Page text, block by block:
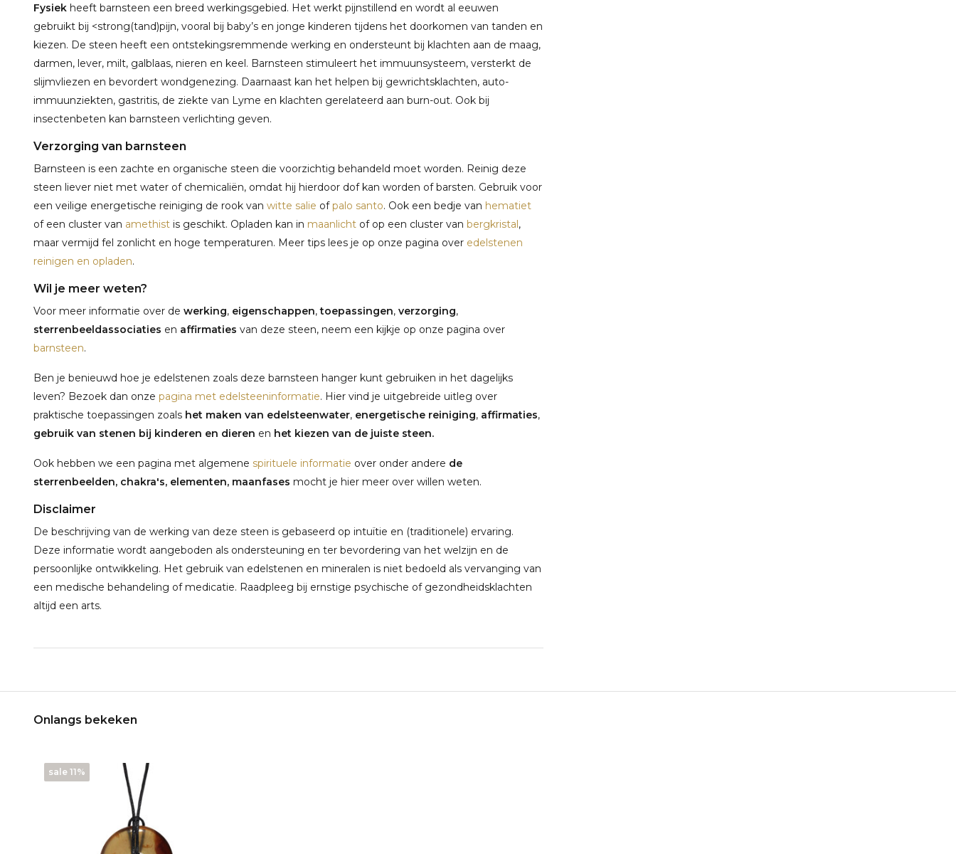
Fysiek heeft barnsteen een breed werkingsgebied. Het werkt pijnstillend en wordt al eeuwen
gebruikt bij <strong(tand)pijn, vooral bij baby’s en jonge kinderen tijdens het doorkomen van tanden en
kiezen. De steen heeft een ontstekingsremmende werking en ondersteunt bij klachten aan de maag,
darmen, lever, milt, galblaas, nieren en keel. Barnsteen stimuleert het immuunsysteem, versterkt de
slijmvliezen en bevordert wondgenezing. Daarnaast kan het helpen bij gewrichtsklachten, auto-
immuunziekten, gastritis, de ziekte van Lyme en klachten gerelateerd aan burn-out. Ook bij
insectenbeten kan barnsteen verlichting geven.
Verzorging van barnsteen
Barnsteen is een zachte en organische steen die voorzichtig behandeld moet worden. Reinig deze
steen liever niet met water of chemicaliën, omdat hij hierdoor dof kan worden of barsten. Gebruik voor
een veilige energetische reiniging de rook van witte salie ofpalo santo. Ook een bedje van hematiet
of een cluster van amethist is geschikt. Opladen kan in maanlicht of op een cluster van bergkristal,
maar vermijd fel zonlicht en hoge temperaturen. Meer tips lees je op onze pagina over edelstenen
reinigen en opladen.
Wil je meer weten?
Voor meer informatie over de werking, eigenschappen,toepassingen, verzorging,
sterrenbeeldassociaties en affirmaties van deze steen, neem een kijkje op onze pagina over
barnsteen.
Ben je benieuwd hoe je edelstenen zoals deze barnsteen hanger kunt gebruiken in het dagelijks
leven? Bezoek dan onze pagina met edelsteeninformatie. Hier vind je uitgebreide uitleg over
praktische toepassingen zoals het maken van edelsteenwater, energetische reiniging, affirmaties,
gebruik van stenen bij kinderen en dieren en het kiezen van de juiste steen.
Ook hebben we een pagina met algemene spirituele informatie over onder andere de
sterrenbeelden, chakra's, elementen, maanfases mocht je hier meer over willen weten.
Disclaimer
De beschrijving van de werking van deze steen is gebaseerd op intuïtie en (traditionele) ervaring.
Deze informatie wordt aangeboden als ondersteuning en ter bevordering van het welzijn en de
persoonlijke ontwikkeling. Het gebruik van edelstenen en mineralen is niet bedoeld als vervanging van
een medische behandeling of medicatie. Raadpleeg bij ernstige psychische of gezondheidsklachten
altijd een arts.
Onlangs bekeken
sale 11%